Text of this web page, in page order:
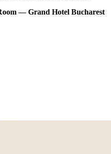
— Grand Hotel Bucharest